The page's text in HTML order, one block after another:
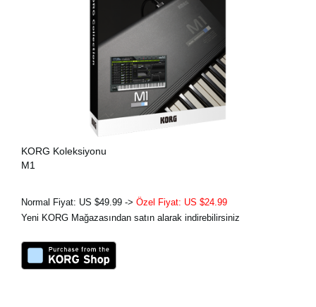
KORG Koleksiyonu
M1
Normal Fiyat: US $49.99 -> Özel Fiyat: US $24.99
Yeni KORG Mağazasından satın alarak indirebilirsiniz